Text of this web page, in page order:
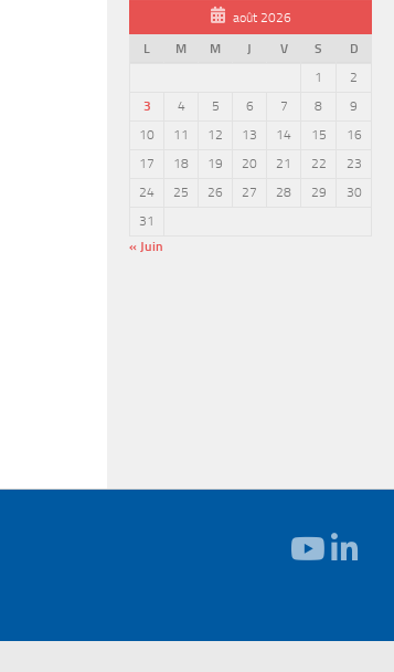
août 2026
L
M M J V S
D
1
2
3
4 5 6 7 8
9
10
11 12 13 14 15
16
17
18 19 20 21 22
23
24
25 26 27 28 29
30
31
« Juin